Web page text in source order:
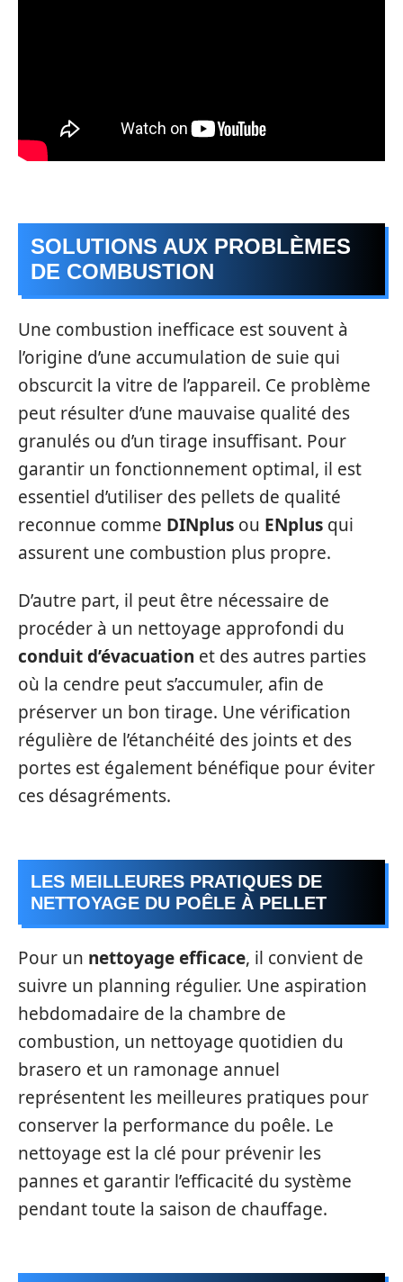
SOLUTIONS AUX PROBLÈMES
DE COMBUSTION
Une combustion inefficace est souvent à
l’origine d’une accumulation de suie qui
obscurcit la vitre de l’appareil. Ce problème
peut résulter d’une mauvaise qualité des
granulés ou d’un tirage insuffisant. Pour
garantir un fonctionnement optimal, il est
essentiel d’utiliser des pellets de qualité
reconnue comme DINplus ou ENplus qui
assurent une combustion plus propre.
D’autre part, il peut être nécessaire de
procéder à un nettoyage approfondi du
conduit d’évacuation et des autres parties
où la cendre peut s’accumuler, afin de
préserver un bon tirage. Une vérification
régulière de l’étanchéité des joints et des
portes est également bénéfique pour éviter
ces désagréments.
LES MEILLEURES PRATIQUES DE
NETTOYAGE DU POÊLE À PELLET
Pour un nettoyage efficace, il convient de
suivre un planning régulier. Une aspiration
hebdomadaire de la chambre de
combustion, un nettoyage quotidien du
brasero et un ramonage annuel
représentent les meilleures pratiques pour
conserver la performance du poêle. Le
nettoyage est la clé pour prévenir les
pannes et garantir l’efficacité du système
pendant toute la saison de chauffage.